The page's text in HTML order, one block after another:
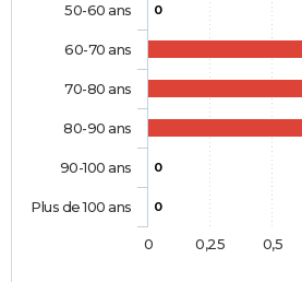
0
0
0
50-60 ans
60-70 ans
70-80 ans
80-90 ans
90-100 ans
Plus de 100 ans
0 0,25 0,5